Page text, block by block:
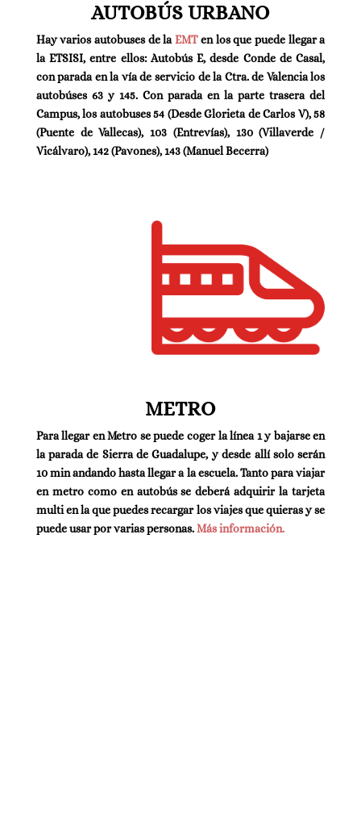
AUTOBÚS URBANO
Hay varios autobuses de laEMTen los que puede llegar a
la ETSISI, entre ellos: Autobús E, desde Conde de Casal,
con parada en la vía de servicio de la Ctra. de Valencia los
autobúses 63 y 145. Con parada en la parte trasera del
Campus, los autobuses 54 (Desde Glorieta de Carlos V), 58
(Puente de Vallecas), 103 (Entrevías), 130 (Villaverde /
Vicálvaro), 142 (Pavones), 143 (Manuel Becerra)
METRO
Para llegar en Metro se puede coger la línea 1 y bajarse en
la parada de Sierra de Guadalupe, y desde allí solo serán
10 min andando hasta llegar a la escuela. Tanto para viajar
en metro como en autobús se deberá adquirir la tarjeta
multi en la que puedes recargar los viajes que quieras y se
puede usar por varias personas.Más información.